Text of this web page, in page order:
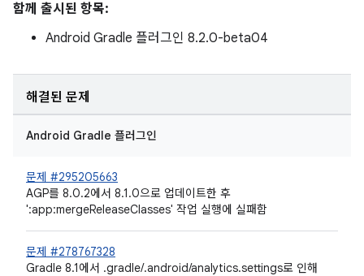
함께 출시된 항목:
Android Gradle 플러그인 8.2.0-beta04
해결된 문제
Android Gradle 플러그인
문제 #295205663
AGP를 8.0.2에서 8.1.0으로 업데이트한 후
':app:mergeReleaseClasses' 작업 실행에 실패함
문제 #278767328
Gradle 8.1에서 .gradle/.android/analytics.settings로 인해